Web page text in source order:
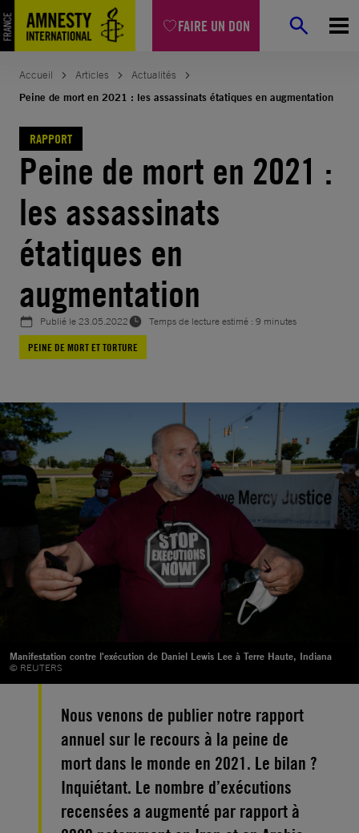
FAIRE UN DON
Aller
au
contenu
Accueil Articles
Actualités
Peine de mort en 2021 : les assassinats étatiques en augmentation
RAPPORT
Peine de mort en 2021 :
les assassinats
étatiques en
augmentation
Publié le23.05.2022
Temps de lecture estimé : 9 minutes
PEINE DE MORT ET TORTURE
Manifestation contre l'exécution de Daniel Lewis Lee à Terre Haute, Indiana
© REUTERS
Nous venons de publier notre rapport
annuel sur le recours à la peine de
mort dans le monde en 2021. Le bilan ?
Inquiétant. Le nombre d’exécutions
recensées a augmenté par rapport à